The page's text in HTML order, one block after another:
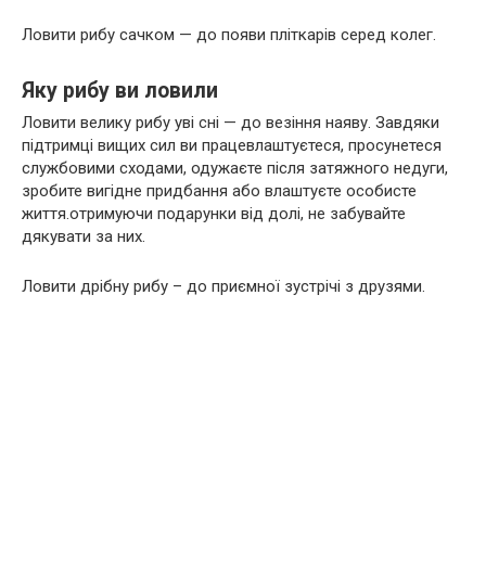
Ловити рибу сачком — до появи пліткарів серед колег.
Яку рибу ви ловили
Ловити велику рибу уві сні — до везіння наяву. Завдяки
підтримці вищих сил ви працевлаштуєтеся, просунетеся
службовими сходами, одужаєте після затяжного недуги,
зробите вигідне придбання або влаштуєте особисте
життя.отримуючи подарунки від долі, не забувайте
дякувати за них.
Ловити дрібну рибу – до приємної зустрічі з друзями.